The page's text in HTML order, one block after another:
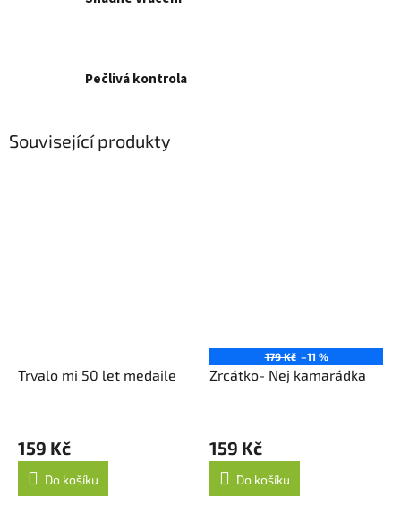
Pečlivá kontrola
Související produkty
Trvalo mi 50 let medaile
159 Kč
Do košíku
179 Kč –11 %
Zrcátko- Nej kamarádka
159 Kč
Do košíku